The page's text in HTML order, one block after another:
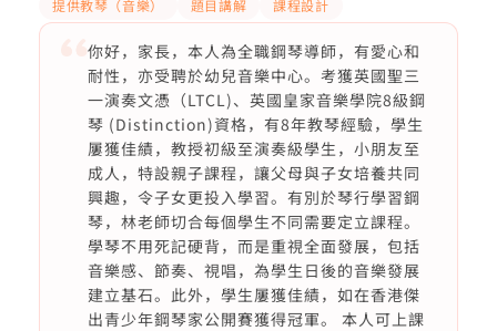
提供教琴（音樂） 題目講解 課程設計
你好，家長，本人為全職鋼琴導師，有愛心和
耐性，亦受聘於幼兒音樂中心。考獲英國聖三
一演奏文憑（LTCL)、英國皇家音樂學院8級鋼
琴 (Distinction)資格，有8年教琴經驗，學生
屢獲佳績，教授初級至演奏級學生，小朋友至
成人，特設親子課程，讓父母與子女培養共同
興趣，令子女更投入學習。有別於琴行學習鋼
琴，林老師切合每個學生不同需要定立課程。
學琴不用死記硬背，而是重視全面發展，包括
音樂感、節奏、視唱，為學生日後的音樂發展
建立基石。此外，學生屢獲佳績，如在香港傑
出青少年鋼琴家公開賽獲得冠軍。 本人可上課